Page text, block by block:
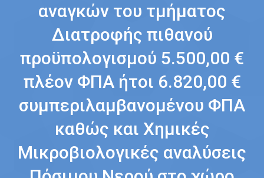
αναγκών του τμήματος
Διατροφής πιθανού
προϋπολογισμού 5.500,00 €
πλέον ΦΠΑ ήτοι 6.820,00 €
συμπεριλαμβανομένου ΦΠΑ
καθώς και Χημικές
Μικροβιολογικές αναλύσεις